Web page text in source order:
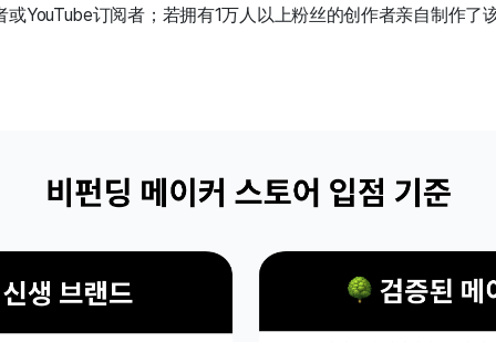
YouTube订阅者；若拥有1万人以上粉丝的创作者亲自制作了